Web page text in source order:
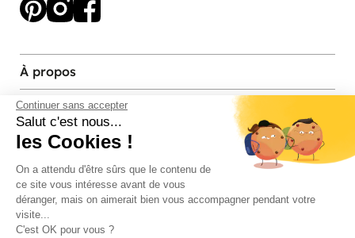
Continuer sans accepter
Salut c'est nous...
les Cookies !
On a attendu d'être sûrs que le contenu de
ce site vous intéresse avant de vous
déranger, mais on aimerait bien vous accompagner pendant votre
visite...
C'est OK pour vous ?
À propos
Services et contact
Magasins et Showrooms
Modes de paiement acceptés